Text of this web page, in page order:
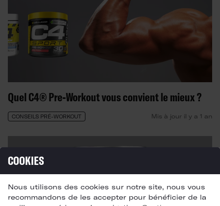
Quel C4® Pre-Workout vous convient le mieux ?
CONSEILS PRÉ-WORKOUT Mis à jour il y a 1 an
COOKIES
Nous utilisons des cookies sur notre site, nous vous
recommandons de les accepter pour bénéficier de la